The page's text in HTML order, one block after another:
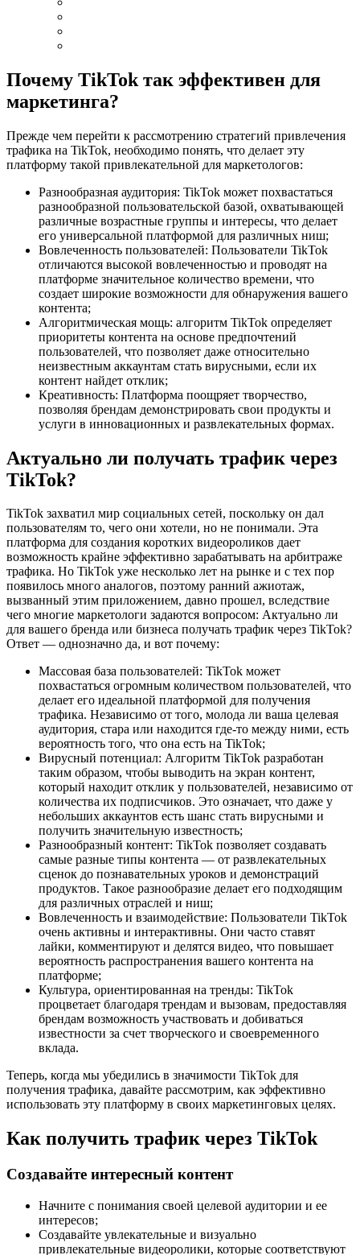
Почему TikTok так эффективен для
маркетинга?
Прежде чем перейти к рассмотрению стратегий привлечения
трафика на TikTok, необходимо понять, что делает эту
платформу такой привлекательной для маркетологов:
Разнообразная аудитория: TikTok может похвастаться
разнообразной пользовательской базой, охватывающей
различные возрастные группы и интересы, что делает
его универсальной платформой для различных ниш;
Вовлеченность пользователей: Пользователи TikTok
отличаются высокой вовлеченностью и проводят на
платформе значительное количество времени, что
создает широкие возможности для обнаружения вашего
контента;
Алгоритмическая мощь: алгоритм TikTok определяет
приоритеты контента на основе предпочтений
пользователей, что позволяет даже относительно
неизвестным аккаунтам стать вирусными, если их
контент найдет отклик;
Креативность: Платформа поощряет творчество,
позволяя брендам демонстрировать свои продукты и
услуги в инновационных и развлекательных формах.
Актуально ли получать трафик через
TikTok?
TikTok захватил мир социальных сетей, поскольку он дал
пользователям то, чего они хотели, но не понимали. Эта
платформа для создания коротких видеороликов дает
возможность крайне эффективно зарабатывать на арбитраже
трафика. Но TikTok уже несколько лет на рынке и с тех пор
появилось много аналогов, поэтому ранний ажиотаж,
вызванный этим приложением, давно прошел, вследствие
чего многие маркетологи задаются вопросом: Актуально ли
для вашего бренда или бизнеса получать трафик через TikTok?
Ответ — однозначно да, и вот почему:
Массовая база пользователей: TikTok может
похвастаться огромным количеством пользователей, что
делает его идеальной платформой для получения
трафика. Независимо от того, молода ли ваша целевая
аудитория, стара или находится где-то между ними, есть
вероятность того, что она есть на TikTok;
Вирусный потенциал: Алгоритм TikTok разработан
таким образом, чтобы выводить на экран контент,
который находит отклик у пользователей, независимо от
количества их подписчиков. Это означает, что даже у
небольших аккаунтов есть шанс стать вирусными и
получить значительную известность;
Разнообразный контент: TikTok позволяет создавать
самые разные типы контента — от развлекательных
сценок до познавательных уроков и демонстраций
продуктов. Такое разнообразие делает его подходящим
для различных отраслей и ниш;
Вовлеченность и взаимодействие: Пользователи TikTok
очень активны и интерактивны. Они часто ставят
лайки, комментируют и делятся видео, что повышает
вероятность распространения вашего контента на
платформе;
Культура, ориентированная на тренды: TikTok
процветает благодаря трендам и вызовам, предоставляя
брендам возможность участвовать и добиваться
известности за счет творческого и своевременного
вклада.
Теперь, когда мы убедились в значимости TikTok для
получения трафика, давайте рассмотрим, как эффективно
использовать эту платформу в своих маркетинговых целях.
Как получить трафик через TikTok
Создавайте интересный контент
Начните с понимания своей целевой аудитории и ее
интересов;
Создавайте увлекательные и визуально
привлекательные видеоролики, которые соответствуют